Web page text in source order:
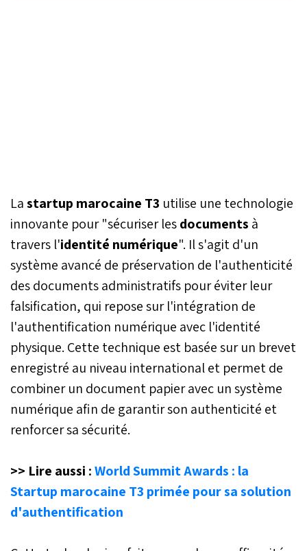
Lastartup marocaine T3 utilise une technologie
innovante pour "sécuriser lesdocuments à
travers l'identité numérique". Il s'agit d'un
système avancé de préservation de l'authenticité
des documents administratifs pour éviter leur
falsification, qui repose sur l'intégration de
l'authentification numérique avec l'identité
physique. Cette technique est basée sur un brevet
enregistré au niveau international et permet de
combiner un document papier avec un système
numérique afin de garantir son authenticité et
renforcer sa sécurité.
>> Lire aussi :World Summit Awards : la
Startup marocaine T3 primée pour sa solution
d'authentification